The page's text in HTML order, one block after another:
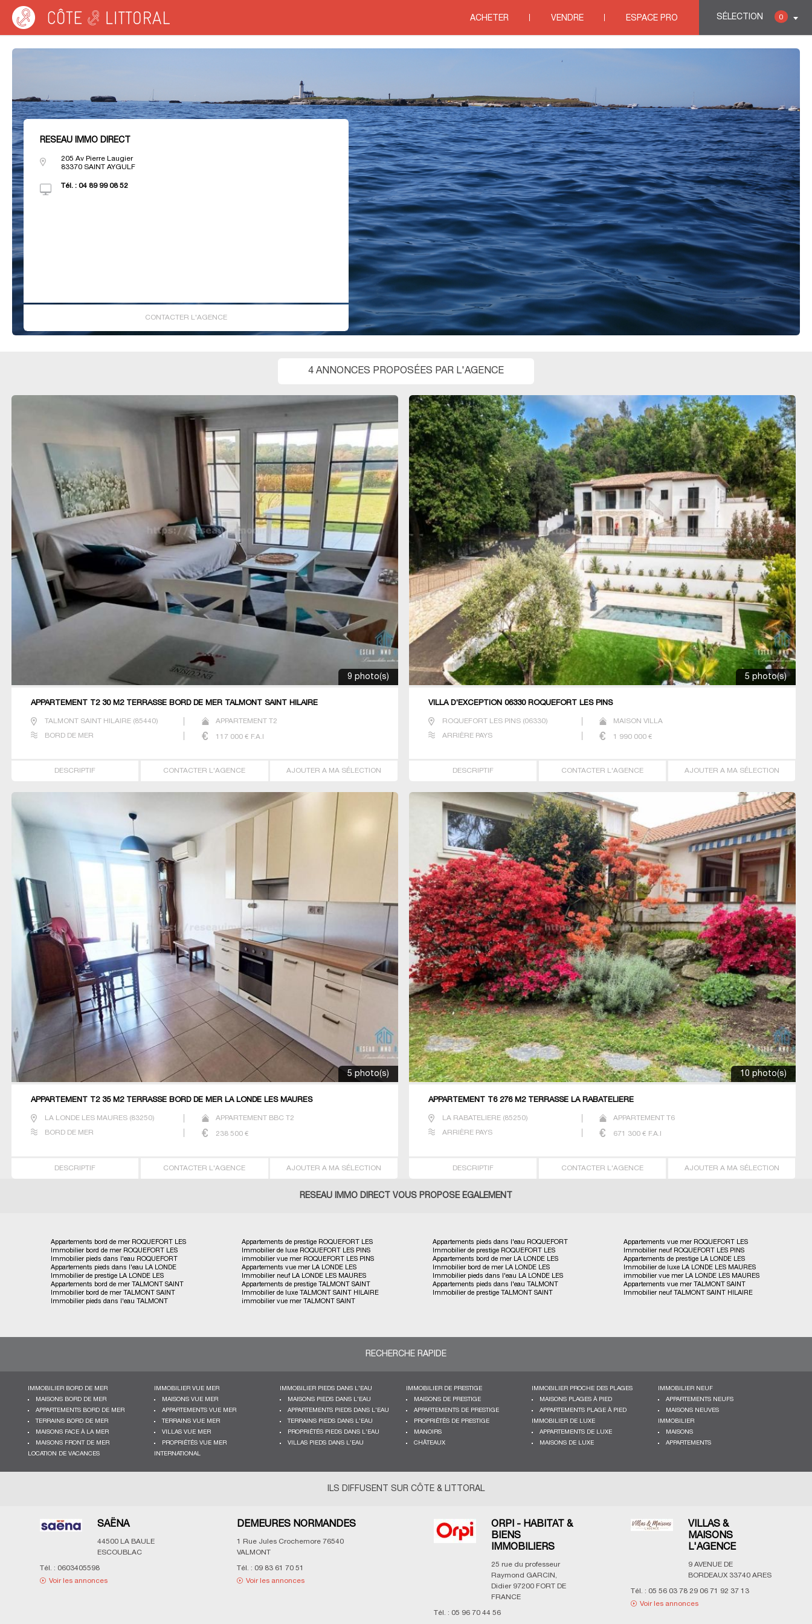
SÉLECTION 0
ACHETER VENDRE ESPACE PRO
Côte & Littoral > RESEAU IMMO DIRECT
RESEAU IMMO DIRECT
205 Av Pierre Laugier
83370 SAINT AYGULF
Tél. : 04 89 99 08 52
CONTACTER L'AGENCE
4 ANNONCES PROPOSÉES PAR L'AGENCE
9 photo(s)
APPARTEMENT T2 30 M2 TERRASSE BORD DE MER TALMONT SAINT HILAIRE
TALMONT SAINT HILAIRE(85440) APPARTEMENT T2
BORD DE MER 117 000€ F.A.I
DESCRIPTIF CONTACTER L'AGENCE AJOUTER A MA SÉLECTION
5 photo(s)
VILLA D'EXCEPTION 06330 ROQUEFORT LES PINS
ROQUEFORT LES PINS (06330) MAISON VILLA
ARRIÈRE PAYS 1 990 000 €
DESCRIPTIF CONTACTER L'AGENCE AJOUTER A MA SÉLECTION
5 photo(s)
APPARTEMENT T2 35 M2 TERRASSE BORD DE MER LA LONDE LES MAURES
LA LONDE LES MAURES(83250) APPARTEMENT BBC T2
BORD DE MER 238 500€
DESCRIPTIF CONTACTER L'AGENCE AJOUTER A MA SÉLECTION
10 photo(s)
APPARTEMENT T6 276 M2 TERRASSE LA RABATELIERE
LA RABATELIERE (85250) APPARTEMENT T6
ARRIÈRE PAYS 671 300 € F.A.I
DESCRIPTIF CONTACTER L'AGENCE AJOUTER A MA SÉLECTION
RESEAU IMMO DIRECT VOUS PROPOSE ÉGALEMENT
Appartements bord de mer ROQUEFORT LES
PINS
Appartements de prestige ROQUEFORT LES
PINS
Appartements pieds dans l'eau ROQUEFORT
LES PINS
Appartements vue mer ROQUEFORT LES
PINS
Immobilier bord de mer ROQUEFORT LES
PINS
Immobilier de luxe ROQUEFORT LES PINS
Immobilier de prestige ROQUEFORT LES
PINS
Immobilier neuf ROQUEFORT LES PINS
Immobilier pieds dans l'eau ROQUEFORT
LES PINS
immobilier vue mer ROQUEFORT LES PINS
Appartements bord de mer LA LONDE LES
MAURES
Appartements de prestige LA LONDE LES
MAURES
Appartements pieds dans l'eau LA LONDE
LES MAURES
Appartements vue mer LA LONDE LES
MAURES
Immobilier bord de mer LA LONDE LES
MAURES
Immobilier de luxe LA LONDE LES MAURES
Immobilier de prestige LA LONDE LES
MAURES
Immobilier neuf LA LONDE LES MAURES
Immobilier pieds dans l'eau LA LONDE LES
MAURES
immobilier vue mer LA LONDE LES MAURES
Appartements bord de mer TALMONT SAINT
HILAIRE
Appartements de prestige TALMONT SAINT
HILAIRE
Appartements pieds dans l'eau TALMONT
SAINT HILAIRE
Appartements vue mer TALMONT SAINT
HILAIRE
Immobilier bord de mer TALMONT SAINT
HILAIRE
Immobilier de luxe TALMONT SAINT HILAIRE
Immobilier de prestige TALMONT SAINT
Immobilier neuf TALMONT SAINT HILAIRE
Immobilier pieds dans l'eau TALMONT
immobilier vue mer TALMONT SAINT
RECHERCHE RAPIDE
IMMOBILIER BORD DE MER
MAISONS BORD DE MER
APPARTEMENTS BORD DE MER
TERRAINS BORD DE MER
MAISONS FACE À LA MER
MAISONS FRONT DE MER
IMMOBILIER VUE MER
MAISONS VUE MER
APPARTEMENTS VUE MER
TERRAINS VUE MER
VILLAS VUE MER
PROPRIÉTÉS VUE MER
IMMOBILIER PIEDS DANS L'EAU
MAISONS PIEDS DANS L'EAU
APPARTEMENTS PIEDS DANS L'EAU
TERRAINS PIEDS DANS L'EAU
PROPRIÉTÉS PIEDS DANS L'EAU
VILLAS PIEDS DANS L'EAU
IMMOBILIER DE PRESTIGE
MAISONS DE PRESTIGE
APPARTEMENTS DE PRESTIGE
PROPRIÉTÉS DE PRESTIGE
MANOIRS
CHÂTEAUX
IMMOBILIER PROCHE DES PLAGES
MAISONS PLAGES À PIED
APPARTEMENTS PLAGE À PIED
IMMOBILIER NEUF
APPARTEMENTS NEUFS
MAISONS NEUVES
IMMOBILIER DE LUXE
APPARTEMENTS DE LUXE
MAISONS DE LUXE
IMMOBILIER
MAISONS
APPARTEMENTS
LOCATION DE VACANCES
INTERNATIONAL
ILS DIFFUSENT SUR CÔTE & LITTORAL
SAËNA
44500
LA BAULE
ESCOUBLAC
Tél. : 0603405598
Voir les annonces
DEMEURES NORMANDES
1 Rue Jules Crochemore 76540
VALMONT
Tél. : 09 83 61 70 51
Voir les annonces
ORPI - HABITAT &
BIENS
IMMOBILIERS
25 rue du professeur
Raymond GARCIN,
Didier 97200 FORT DE
FRANCE
Tél. : 05 96 70 44 56
VILLAS &
MAISONS
L'AGENCE
9 AVENUE DE
BORDEAUX 33740 ARES
Tél. : 05 56 03 78 29 06 71 92 37 13
Voir les annonces